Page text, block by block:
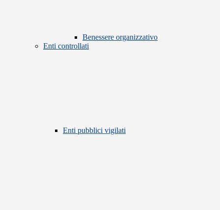
Benessere organizzativo
Enti controllati
Enti pubblici vigilati